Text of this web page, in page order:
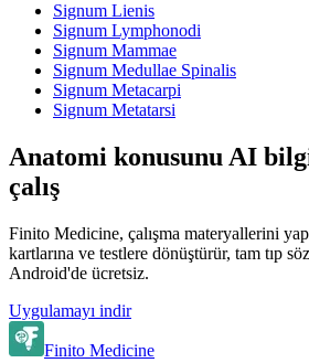
Signum Lienis
Signum Lymphonodi
Signum Mammae
Signum Medullae Spinalis
Signum Metacarpi
Signum Metatarsi
Anatomi konusunu AI
çalış
Finito Medicine, çalışma materyallerini
kartlarına ve testlere dönüştürür, tam tıp
Android'de ücretsiz.
Uygulamayı indir
Finito Medicine